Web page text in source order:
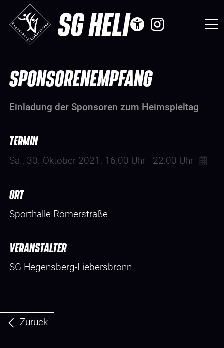
SG HELI
SPONSORENEMPFANG
Einladung der Sponsoren zum Heimspieltag
TERMIN
Sa., 30. Oktober 2021 , 16:00 Uhr - 22:00 Uhr
ORT
Sporthalle Römerstraße
VERANSTALTER
SG Hegensberg-Liebersbronn
Zurück